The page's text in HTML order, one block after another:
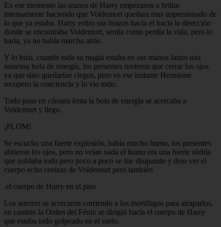
En ese momento las manos de Harry empezaron a brillar
intensamente haciendo que Voldemort quedara mas impresionado de
lo que ya estaba. Harry estiro sus brazos hacia el hacia la dirección
donde se encontraba Voldemort, sentía como perdía la vida, pero lo
haría, ya no había marcha atrás.
Y lo hizo, cuando toda su magia estaba en sus manos lanzo una
inmensa bola de energía, los presentes tuvieron que cerrar los ojos
ya que sino quedarían ciegos, pero en ese instante Hermione
recupero la conciencia y lo vio todo.
Todo paso en cámara lenta la bola de energía se acercaba a
Voldemort y llego.
¡PLOM!
Se escucho una fuerte explosión, había mucho humo, los presentes
abrieron los ojos, pero no veían nada el humo era una fuerte niebla
que nublaba todo pero poco a poco se fue disipando y dejo ver el
cuerpo echo cenizas de Voldemort pero también
.el cuerpo de Harry en el piso
Los aurores se acercaron corriendo a los mortifagos para atraparlos,
en cambio la Orden del Fénix se dirigió hacia el cuerpo de Harry
que estaba todo golpeado en el suelo.